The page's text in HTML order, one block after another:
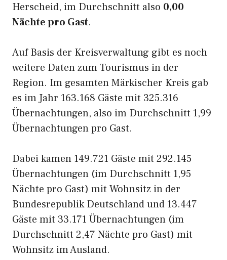
Herscheid, im Durchschnitt also 0,00
Nächte pro Gast.
Auf Basis der Kreisverwaltung gibt es noch
weitere Daten zum Tourismus in der
Region. Im gesamten Märkischer Kreis gab
es im Jahr 163.168 Gäste mit 325.316
Übernachtungen, also im Durchschnitt 1,99
Übernachtungen pro Gast.
Dabei kamen 149.721 Gäste mit 292.145
Übernachtungen (im Durchschnitt 1,95
Nächte pro Gast) mit Wohnsitz in der
Bundesrepublik Deutschland und 13.447
Gäste mit 33.171 Übernachtungen (im
Durchschnitt 2,47 Nächte pro Gast) mit
Wohnsitz im Ausland.